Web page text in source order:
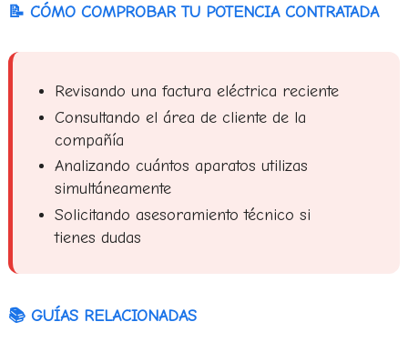
📝 CÓMO COMPROBAR TU POTENCIA CONTRATADA
Revisando una factura eléctrica reciente
Consultando el área de cliente de la
compañía
Analizando cuántos aparatos utilizas
simultáneamente
Solicitando asesoramiento técnico si
tienes dudas
📚 GUÍAS RELACIONADAS